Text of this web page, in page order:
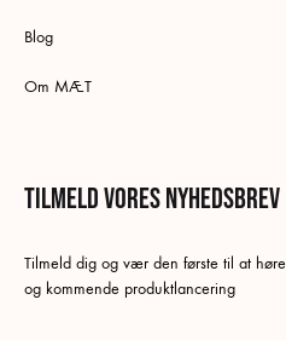
Blog
Om MÆT
Tilmeld vores nyhedsbrev
Tilmeld dig og vær den første til at
og kommende produktlancering